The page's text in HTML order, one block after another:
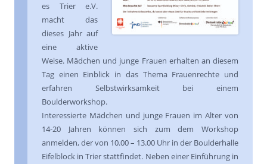
es Trier e.V.
macht das
dieses Jahr auf
eine aktive
Weise. Mädchen und junge Frauen erhalten an diesem
Tag einen Einblick in das Thema Frauenrechte und
erfahren Selbstwirksamkeit bei einem
Boulderworkshop.
Interessierte Mädchen und junge Frauen im Alter von
14-20 Jahren können sich zum dem Workshop
anmelden, der von 10.00 – 13.00 Uhr in der Boulderhalle
Eifelblock in Trier stattfindet. Neben einer Einführung in